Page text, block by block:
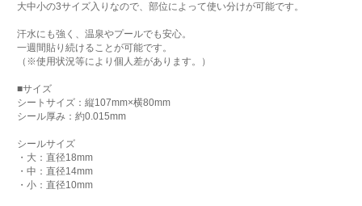
大中小の3サイズ入りなので、部位によって使い分けが可能です。
汗水にも強く、温泉やプールでも安心。
一週間貼り続けることが可能です。
（※使用状況等により個人差があります。）
■サイズ
シートサイズ：縦107mm×横80mm
シール厚み：約0.015mm
シールサイズ
・大：直径18mm
・中：直径14mm
・小：直径10mm